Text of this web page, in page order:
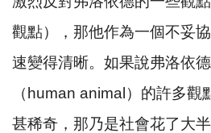
觀點），那他作為一個不妥
速變得清晰。如果說弗洛依
（ human animal ）的許多觀
甚稀奇，那乃是社會花了大